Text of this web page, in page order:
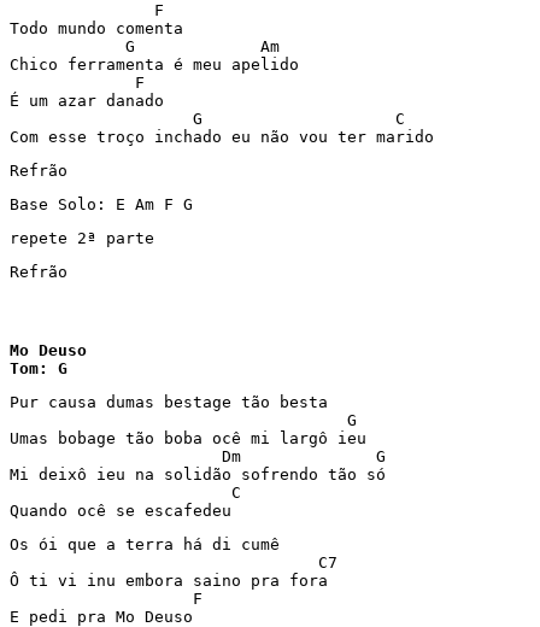
               F
Todo mundo comenta
            G             Am
Chico ferramenta é meu apelido
             F
É um azar danado
                   G                    C
Com esse troço inchado eu não vou ter marido
Refrão
Base Solo: E Am F G
repete 2ª parte
Refrão
Mo Deuso
Tom: G
Pur causa dumas bestage tão besta
                                   G
Umas bobage tão boba ocê mi largô ieu
                      Dm              G
Mi deixô ieu na solidão sofrendo tão só
                       C
Quando ocê se escafedeu
Os ói que a terra há di cumê
                                C7
Ô ti vi inu embora saino pra fora
                   F
E pedi pra Mo Deuso